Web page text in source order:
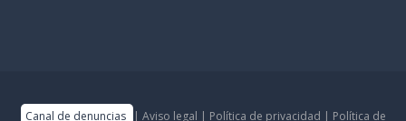
Canal de denuncias | Aviso legal | Política de privacidad | Política de